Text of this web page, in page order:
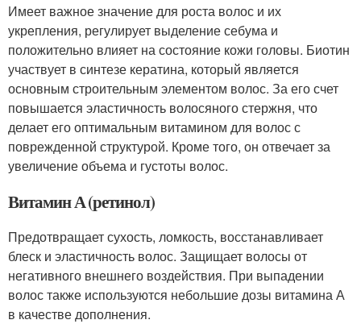
Имеет важное значение для роста волос и их
укрепления, регулирует выделение себума и
положительно влияет на состояние кожи головы. Биотин
участвует в синтезе кератина, который является
основным строительным элементом волос. За его счет
повышается эластичность волосяного стержня, что
делает его оптимальным витамином для волос с
поврежденной структурой. Кроме того, он отвечает за
увеличение объема и густоты волос.
Витамин А (ретинол)
Предотвращает сухость, ломкость, восстанавливает
блеск и эластичность волос. Защищает волосы от
негативного внешнего воздействия. При выпадении
волос также используются небольшие дозы витамина А
в качестве дополнения.